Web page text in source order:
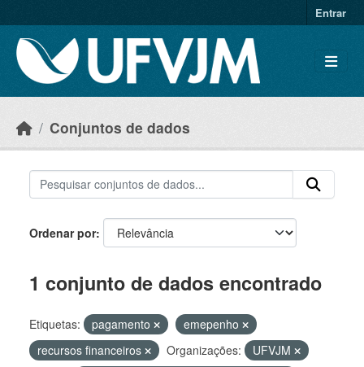
Entrar
Conjuntos de dados
Ordenar por
1 conjunto de dados encontrado
Etiquetas: pagamento
emepenho
recursos financeiros
Organizações:
UFVJM